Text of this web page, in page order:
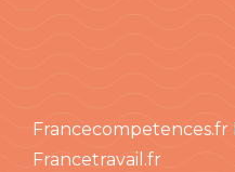
Francecompetences.fr
Francetravail.fr